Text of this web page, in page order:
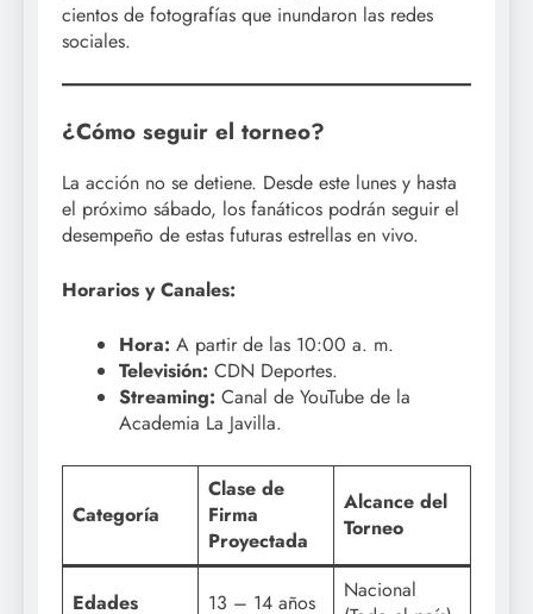
cientos de fotografías que inundaron las redes
sociales.
¿Cómo seguir el torneo?
La acción no se detiene. Desde este lunes y hasta
el próximo sábado, los fanáticos podrán seguir el
desempeño de estas futuras estrellas en vivo.
Horarios y Canales:
Hora: A partir de las 10:00 a. m.
Televisión: CDN Deportes.
Streaming: Canal de YouTube de la
Academia La Javilla.
Categoría
Clase de
Firma
Proyectada
Alcance del
Torneo
Edades 13 – 14 años
Nacional